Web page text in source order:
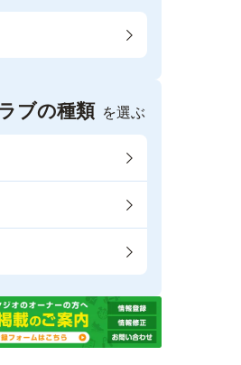
ブの種類 を選ぶ